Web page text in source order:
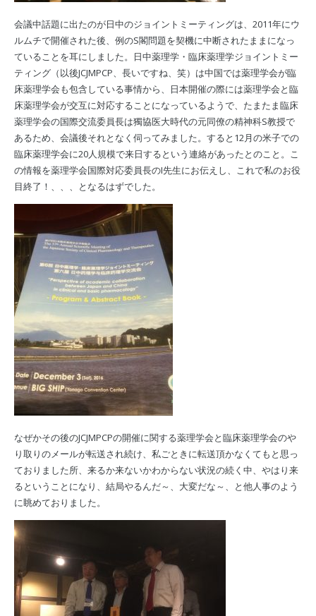
会議中話題に出たのが日中のジョイントミーティングは、2011年にウ
ルムチで開催された後、例のS閣問題を契機に中断されたままになっ
ていることを耳にしました。日中薬理学・臨床薬理学ジョイントミー
ティング（以後JCJMPCP、長いですね、笑）は中国では薬理学会が臨
床薬理学会も包含している事情から、日本開催の際には薬理学会と臨
床薬理学会が交互に対応することになっているようで、たまたま臨床
薬理学会の国際交流委員長は獨協医大時代の元同僚の精神科S教授で
あるため、会議後それとなく伺ってみました。すると12月の米子での
臨床薬理学会に20人規模で来日するという連絡があったとのこと。こ
の情報を薬理学会国際対応委員長のI先生にお伝えし、これで私のお役
目終了！、、、となるはずでした。
なぜかその後のJCJMPCPの開催に関する薬理学会と臨床薬理学会のや
り取りのメールが転送され続け、私ごときに転送頂かなくてもと思っ
ておりました所、来るか来ないかわからない状況の続く中、やはり来
るということになり、結局やるんだ～、大変だな～、と他人事のよう
に眺めておりました。